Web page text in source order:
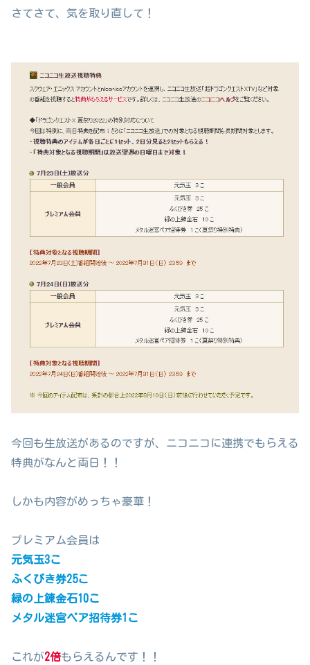
さてさて、気を取り直して！
今回も生放送があるのですが、ニコニコに連携でもらえる
特典がなんと両日！！
しかも内容がめっちゃ豪華！
プレミアム会員は
元気玉3こ
ふくびき券25こ
緑の上錬金石10こ
メタル迷宮ペア招待券1こ
これが2倍もらえるんです！！